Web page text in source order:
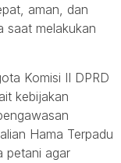
aman, dan
saat melakukan
Komisi II DPRD
kebijakan
Hama Terpadu
petani agar